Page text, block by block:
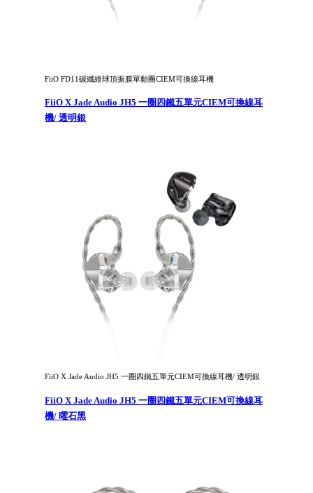
FiiO FD11碳纖維球頂振膜單動圈CIEM可換線耳機
FiiO X Jade Audio JH5 一圈四鐵五單元CIEM可換線耳
機/ 透明銀
FiiO X Jade Audio JH5 一圈四鐵五單元CIEM可換線耳機/ 透明銀
FiiO X Jade Audio JH5 一圈四鐵五單元CIEM可換線耳
機/ 曜石黑